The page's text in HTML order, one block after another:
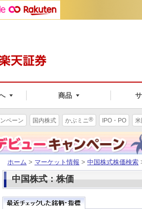
商品
ペーン 国内株式 かぶミニ® IPO・PO
ホーム > マーケット情報 > 中国株式株価検索
中国株式：株価